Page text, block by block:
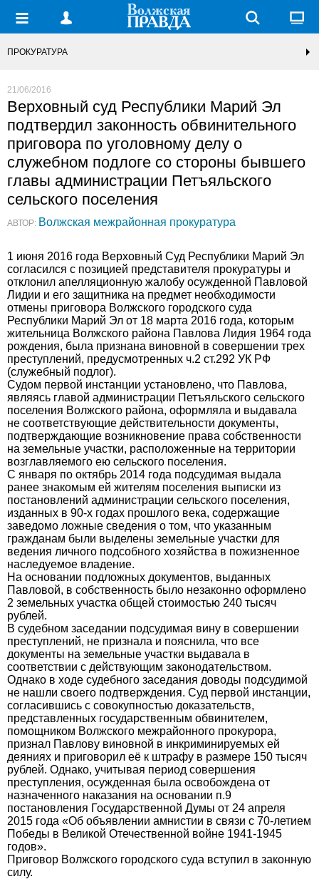
ПРОКУРАТУРА
21/06/2016
Верховный суд Республики Марий Эл
подтвердил законность обвинительного
приговора по уголовному делу о
служебном подлоге со стороны бывшего
главы администрации Петъяльского
сельского поселения
АВТОР: Волжская межрайонная прокуратура
1 июня 2016 года Верховный Суд Республики Марий Эл
согласился с позицией представителя прокуратуры и
отклонил апелляционную жалобу осужденной Павловой
Лидии и его защитника на предмет необходимости
отмены приговора Волжского городского суда
Республики Марий Эл от 18 марта 2016 года, которым
жительница Волжского района Павлова Лидия 1964 года
рождения, была признана виновной в совершении трех
преступлений, предусмотренных ч.2 ст.292 УК РФ
(служебный подлог).
Судом первой инстанции установлено, что Павлова,
являясь главой администрации Петъяльского сельского
поселения Волжского района, оформляла и выдавала
не соответствующие действительности документы,
подтверждающие возникновение права собственности
на земельные участки, расположенные на территории
возглавляемого ею сельского поселения.
С января по октябрь 2014 года подсудимая выдала
ранее знакомым ей жителям поселения выписки из
постановлений администрации сельского поселения,
изданных в 90-х годах прошлого века, содержащие
заведомо ложные сведения о том, что указанным
гражданам были выделены земельные участки для
ведения личного подсобного хозяйства в пожизненное
наследуемое владение.
На основании подложных документов, выданных
Павловой, в собственность было незаконно оформлено
2 земельных участка общей стоимостью 240 тысяч
рублей.
В судебном заседании подсудимая вину в совершении
преступлений, не признала и пояснила, что все
документы на земельные участки выдавала в
соответствии с действующим законодательством.
Однако в ходе судебного заседания доводы подсудимой
не нашли своего подтверждения. Суд первой инстанции,
согласившись с совокупностью доказательств,
представленных государственным обвинителем,
помощником Волжского межрайонного прокурора,
признал Павлову виновной в инкриминируемых ей
деяниях и приговорил её к штрафу в размере 150 тысяч
рублей. Однако, учитывая период совершения
преступления, осужденная была освобождена от
назначенного наказания на основании п.9
постановления Государственной Думы от 24 апреля
2015 года «Об объявлении амнистии в связи с 70-летием
Победы в Великой Отечественной войне 1941-1945
годов».
Приговор Волжского городского суда вступил в законную
силу.